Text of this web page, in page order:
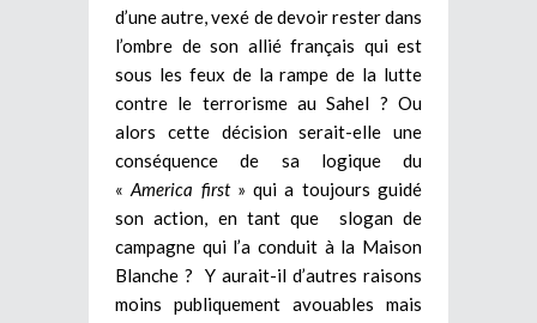
d’une autre, vexé de devoir rester dans
l’ombre de son allié français qui est
sous les feux de la rampe de la lutte
contre le terrorisme au Sahel ? Ou
alors cette décision serait-elle une
conséquence de sa logique du
«America first » qui a toujours guidé
son action, en tant que slogan de
campagne qui l’a conduit à la Maison
Blanche ? Y aurait-il d’autres raisons
moins publiquement avouables mais